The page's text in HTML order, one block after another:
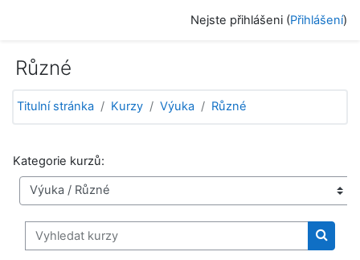
Nejste přihlášeni (Přihlášení)
Různé
Titulní stránka Kurzy Výuka Různé
Kategorie kurzů:
Vyhledat kurzy